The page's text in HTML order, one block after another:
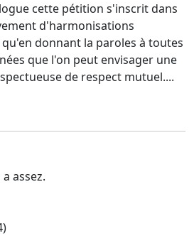
cette pétition s'inscrit dans
d'harmonisations
donnant la paroles à toutes
que l'on peut envisager une
de respect mutuel....
assez.